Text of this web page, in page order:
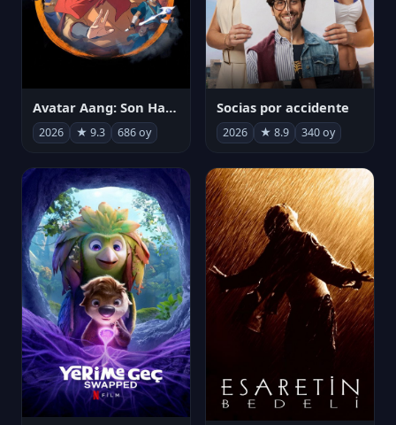
Avatar Aang: Son Havabükücü
2026 ★ 9.3 686 oy
Socias por accidente
2026 ★ 8.9 340 oy